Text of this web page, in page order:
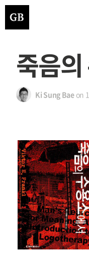
죽음
Ki Sung Baeon